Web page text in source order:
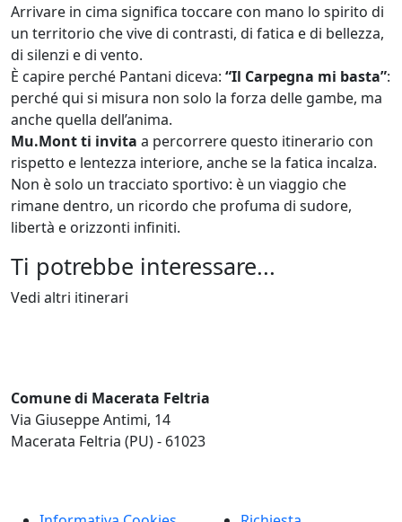
Arrivare in cima significa toccare con mano lo spirito di
un territorio che vive di contrasti, di fatica e di bellezza,
di silenzi e di vento.
È capire perché Pantani diceva: “Il Carpegna mi basta”:
perché qui si misura non solo la forza delle gambe, ma
anche quella dell’anima.
Mu.Mont ti invita a percorrere questo itinerario con
rispetto e lentezza interiore, anche se la fatica incalza.
Non è solo un tracciato sportivo: è un viaggio che
rimane dentro, un ricordo che profuma di sudore,
libertà e orizzonti infiniti.
Ti potrebbe interessare...
Vedi altri itinerari
Comune di Macerata Feltria
Via Giuseppe Antimi, 14
Macerata Feltria (PU) - 61023